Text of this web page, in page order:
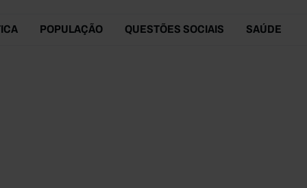
POPULAÇÃO QUESTÕES SOCIAIS SAÚDE